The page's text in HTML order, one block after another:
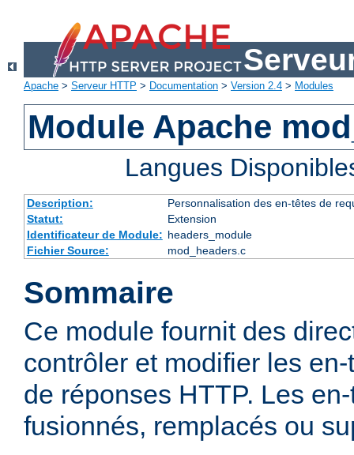
Apache > Serveur HTTP > Documentation > Version 2.4 > Modules
Module Apache
Langues
Description:
Personnalisation des en-têtes de
Statut:
Extension
Identificateur de Module: headers_module
Fichier Source:
mod_headers.c
Sommaire
Ce module fournit des
contrôler et modifier les
de réponses HTTP. Les
fusionnés, remplacés ou